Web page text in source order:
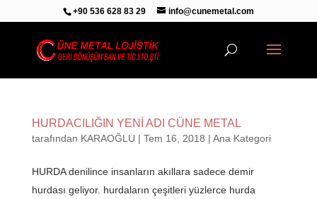
+90 536 628 83 29 info@cunemetal.com
HURDACILIĞIN YENİ ADI CÜNE METAL
tarafından KARAOĞLU | Tem 16, 2018 | Ana Kategori
HURDA denilince insanların akıllara sadece demir
hurdası geliyor. hurdaların çeşitleri yüzlerce hurda